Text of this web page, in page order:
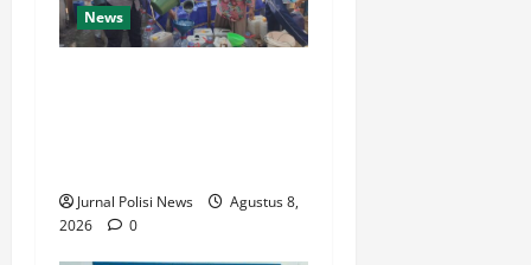
News
Jurnal Polisi News
Agustus 8,
2026
0